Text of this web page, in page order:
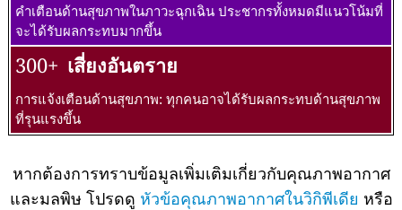
คำเตือนด้านสุขภาพในภาวะฉุกเฉิน ประชากรทั้งหมดมีแนวโน้มที่
จะได้รับผลกระทบมากขึ้น
300+ เสี่ยงอันตราย
การแจ้งเตือนด้านสุขภาพ: ทุกคนอาจได้รับผลกระทบด้านสุขภาพ
ที่รุนแรงขึ้น
หากต้องการทราบข้อมูลเพิ่มเติมเกี่ยวกับคุณภาพอากาศ
และมลพิษ โปรดดู หัวข้อคุณภาพอากาศในวิกิพีเดีย หรือ